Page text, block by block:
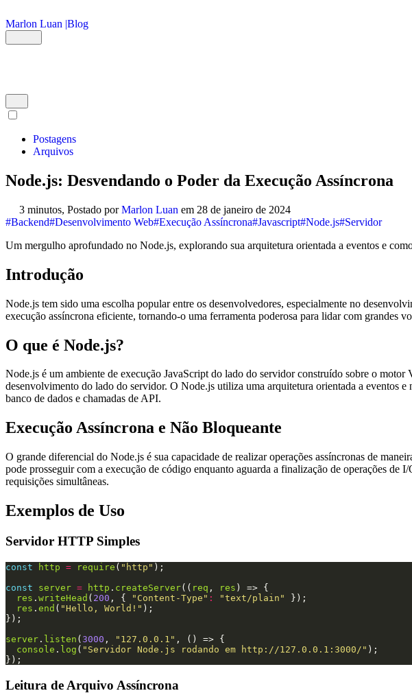
Marlon Luan |Blog
Postagens
Arquivos
Node.js: Desvendando o Poder da Execução Assíncrona
3 minutos, Postado porMarlon Luan em 28 de janeiro de 2024
#Backend#Desenvolvimento Web#Execução Assíncrona#Javascript#Node.js#Servidor
Um mergulho aprofundado no Node.js, explorando sua arquitetura orientada a eventos e
Introdução
Node.js tem sido uma escolha popular entre os desenvolvedores, especialmente no
execução assíncrona eficiente, tornando-o uma ferramenta poderosa para lidar com grandes
O que é Node.js?
Node.js é um ambiente de execução JavaScript do lado do servidor construído sobre o
desenvolvimento do lado do servidor. O Node.js utiliza uma arquitetura orientada a eventos
banco de dados e chamadas de API.
Execução Assíncrona e Não Bloqueante
O grande diferencial do Node.js é sua capacidade de realizar operações assíncronas de
pode prosseguir com a execução de código enquanto aguarda a finalização de operações
requisições simultâneas.
Exemplos de Uso
Servidor HTTP Simples
const http = require ( "http"
const
server = http . createServer(( req , res
res . writeHead ( 200 , { "Content-Type" : "text/plain"
res . end ( "Hello, World!"
server . listen ( 3000 , "127.0.0.1"
console . log ( "Servidor Node.js rodando em http://127.0.0.1:3000/"
Leitura de Arquivo Assíncrona